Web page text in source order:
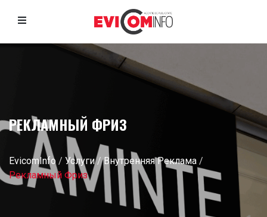
РЕКЛАМНЫЙ ФРИЗ
EvicomInfo / Услуги/Внутренняя Реклама /
Рекламный Фриз